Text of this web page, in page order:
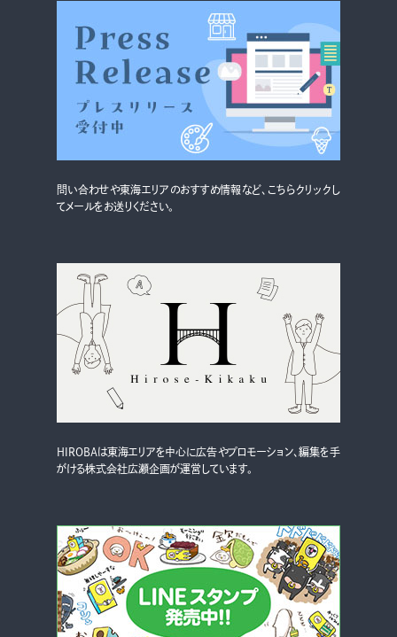
検索する
CLOSE
問い合わせや東海エリアのおすすめ情報など、こちらクリックし
てメールをお送りください。
HIROBAは東海エリアを中心に広告やプロモーション、編集を手
がける株式会社広瀬企画が運営しています。